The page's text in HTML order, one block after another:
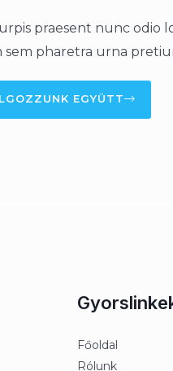
praesent nunc odio
pharetra urna
EGYÜTT
Főoldal
Rólunk